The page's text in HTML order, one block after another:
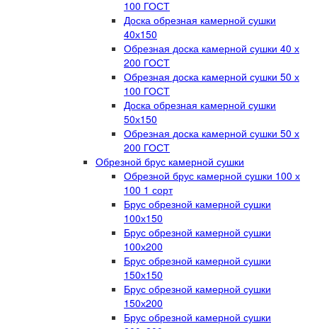
100 ГОСТ
Доска обрезная камерной сушки
40х150
Обрезная доска камерной сушки 40 х
200 ГОСТ
Обрезная доска камерной сушки 50 х
100 ГОСТ
Доска обрезная камерной сушки
50х150
Обрезная доска камерной сушки 50 х
200 ГОСТ
Обрезной брус камерной сушки
Обрезной брус камерной сушки 100 х
100 1 сорт
Брус обрезной камерной сушки
100х150
Брус обрезной камерной сушки
100х200
Брус обрезной камерной сушки
150х150
Брус обрезной камерной сушки
150х200
Брус обрезной камерной сушки